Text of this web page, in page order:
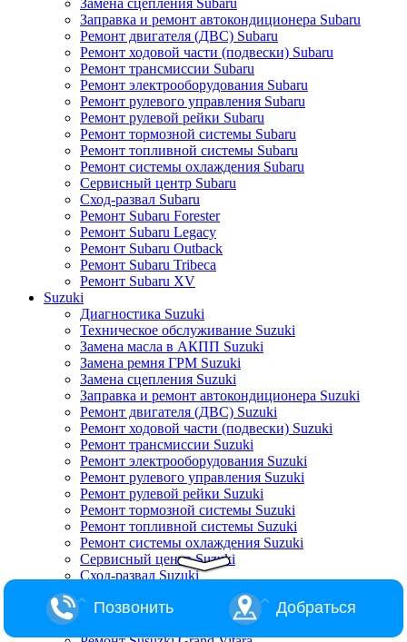
Замена сцепления Subaru
Заправка и ремонт автокондиционера Subaru
Ремонт двигателя (ДВС) Subaru
Ремонт ходовой части (подвески) Subaru
Ремонт трансмиссии Subaru
Ремонт электрооборудования Subaru
Ремонт рулевого управления Subaru
Ремонт рулевой рейки Subaru
Ремонт тормозной системы Subaru
Ремонт топливной системы Subaru
Ремонт системы охлаждения Subaru
Сервисный центр Subaru
Сход-развал Subaru
Ремонт Subaru Forester
Ремонт Subaru Legacy
Ремонт Subaru Outback
Ремонт Subaru Tribeca
Ремонт Subaru XV
Suzuki
Диагностика Suzuki
Техническое обслуживание Suzuki
Замена масла в АКПП Suzuki
Замена ремня ГРМ Suzuki
Замена сцепления Suzuki
Заправка и ремонт автокондиционера Suzuki
Ремонт двигателя (ДВС) Suzuki
Ремонт ходовой части (подвески) Suzuki
Ремонт трансмиссии Suzuki
Ремонт электрооборудования Suzuki
Ремонт рулевого управления Suzuki
Ремонт рулевой рейки Suzuki
Ремонт тормозной системы Suzuki
Ремонт топливной системы Suzuki
Ремонт системы охлаждения Suzuki
Сервисный центр Suzuki
Сход-развал Suzuki
Ремонт Suzuki Baleno
Позвонить Добраться